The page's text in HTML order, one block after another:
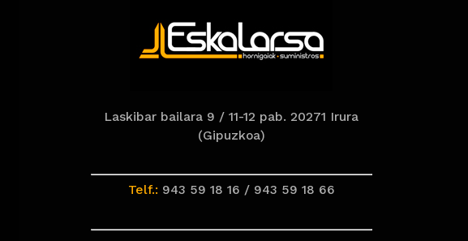
Laskibar bailara 9 / 11-12 pab. 20271 Irura
(Gipuzkoa)
Telf.: 943 59 18 16 / 943 59 18 66